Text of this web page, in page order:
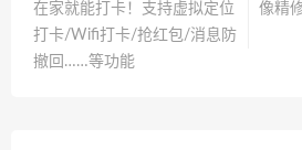
在家就能打卡！支持虚拟定位
打卡/Wifi打卡/抢红包/消息防
撤回……等功能
像精